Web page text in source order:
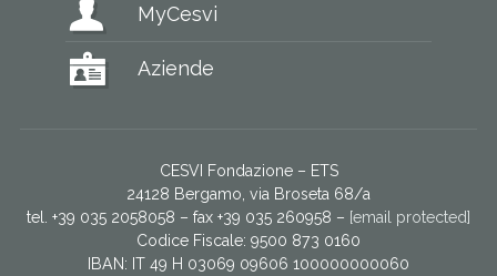
MyCesvi
Aziende
CESVI Fondazione – ETS
24128 Bergamo, via Broseta 68/a
tel. +39 035 2058058 – fax +39 035 260958 – [email protected]
Codice Fiscale: 9500 873 0160
IBAN: IT 49 H 03069 09606 100000000060